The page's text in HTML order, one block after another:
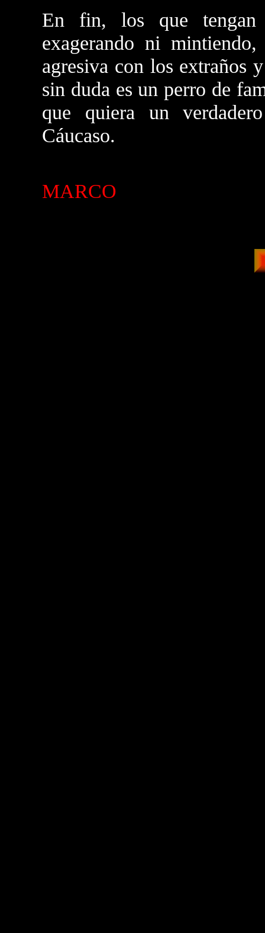
En fin, los que tengan
exagerando ni
agresiva con los extraños
sin duda es un perro de
que quiera un
Cáucaso.
MARCO